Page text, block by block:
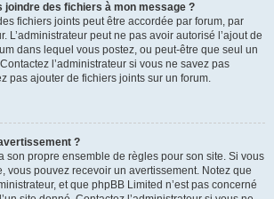
joindre des fichiers à mon message ?
fichiers joints peut être accordée par forum, par
L’administrateur peut ne pas avoir autorisé l’ajout de
dans lequel vous postez, ou peut-être que seul un
l’administrateur si vous ne savez pas
pas ajouter de fichiers joints sur un forum.
?
son propre ensemble de règles pour son site. Si vous
vous pouvez recevoir un avertissement. Notez que
et que phpBB Limited n’est pas concerné